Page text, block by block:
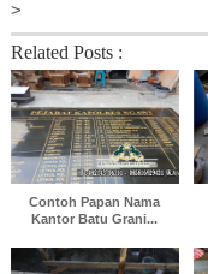
>
Related Posts :
Contoh Papan Nama
Kantor Batu Grani...